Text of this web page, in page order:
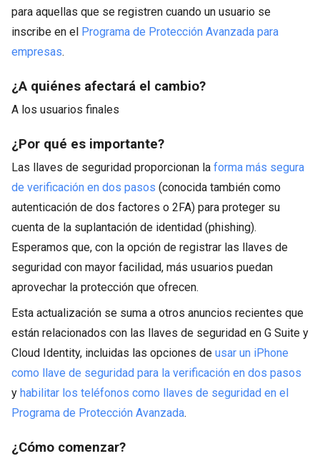
para aquellas que se registren cuando un usuario se
inscribe en el Programa de Protección Avanzada para
empresas.
¿A quiénes afectará el cambio?
A los usuarios finales
¿Por qué es importante?
Las llaves de seguridad proporcionan la forma más segura
de verificación en dos pasos (conocida también como
autenticación de dos factores o 2FA) para proteger su
cuenta de la suplantación de identidad (phishing).
Esperamos que, con la opción de registrar las llaves de
seguridad con mayor facilidad, más usuarios puedan
aprovechar la protección que ofrecen.
Esta actualización se suma a otros anuncios recientes que
están relacionados con las llaves de seguridad en G Suite y
Cloud Identity, incluidas las opciones de usar un iPhone
como llave de seguridad para la verificación en dos pasos
y habilitar los teléfonos como llaves de seguridad en el
Programa de Protección Avanzada.
¿Cómo comenzar?